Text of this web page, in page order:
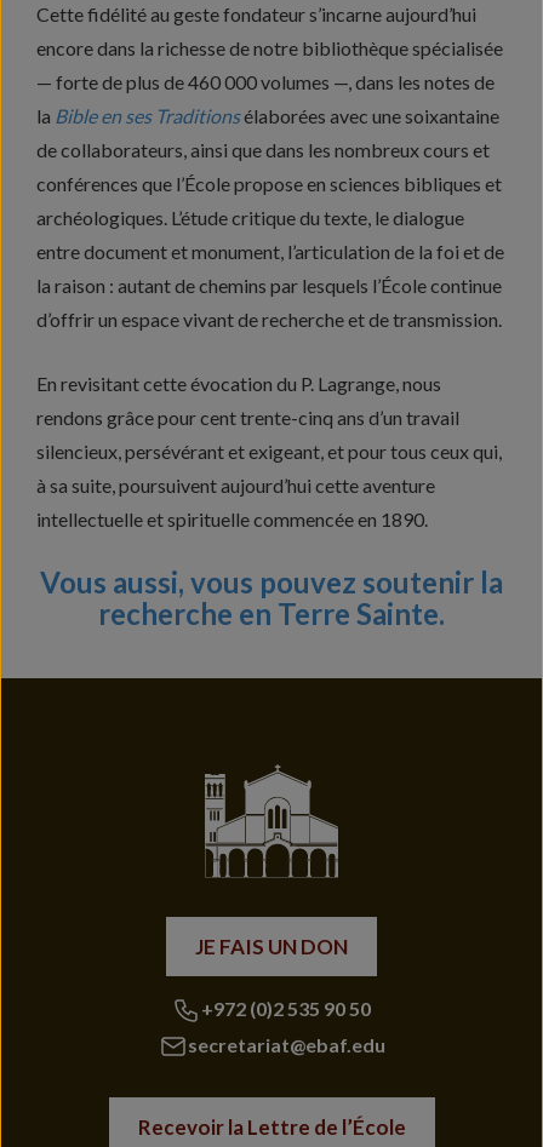
Cette fidélité au geste fondateur s’incarne aujourd’hui
encore dans la richesse de notre bibliothèque spécialisée
— forte de plus de 460 000 volumes —, dans les notes de
la Bible en ses Traditionsélaborées avec une soixantaine
de collaborateurs, ainsi que dans les nombreux cours et
conférences que l’École propose en sciences bibliques et
archéologiques. L’étude critique du texte, le dialogue
entre document et monument, l’articulation de la foi et de
la raison : autant de chemins par lesquels l’École continue
d’offrir un espace vivant de recherche et de transmission.
En revisitant cette évocation du P. Lagrange, nous
rendons grâce pour cent trente-cinq ans d’un travail
silencieux, persévérant et exigeant, et pour tous ceux qui,
à sa suite, poursuivent aujourd’hui cette aventure
intellectuelle et spirituelle commencée en 1890.
Vous aussi, vous pouvez soutenir la
recherche en Terre Sainte.
JE FAIS UN DON
+972 (0)2 535 90 50
secretariat@ebaf.edu
Recevoir la Lettre de l’École